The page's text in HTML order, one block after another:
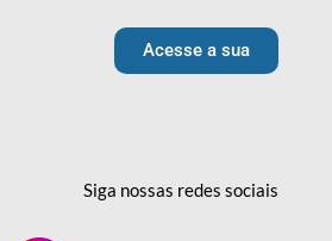
Acesse a sua
Siga nossas redessociais